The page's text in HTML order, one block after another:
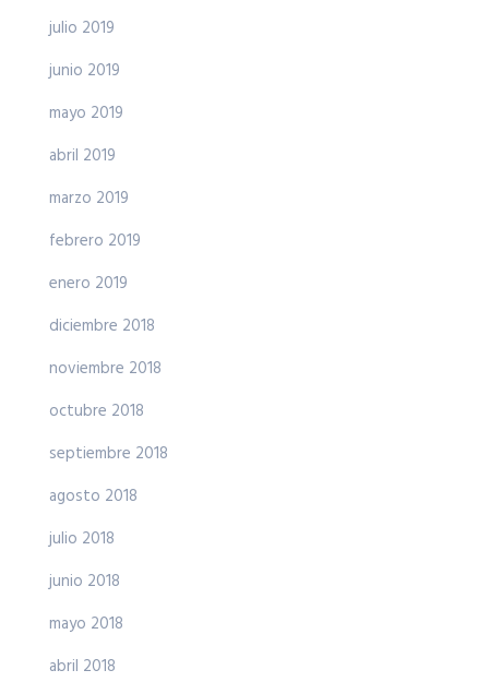
julio 2019
junio 2019
mayo 2019
abril 2019
marzo 2019
febrero 2019
enero 2019
diciembre 2018
noviembre 2018
octubre 2018
septiembre 2018
agosto 2018
julio 2018
junio 2018
mayo 2018
abril 2018